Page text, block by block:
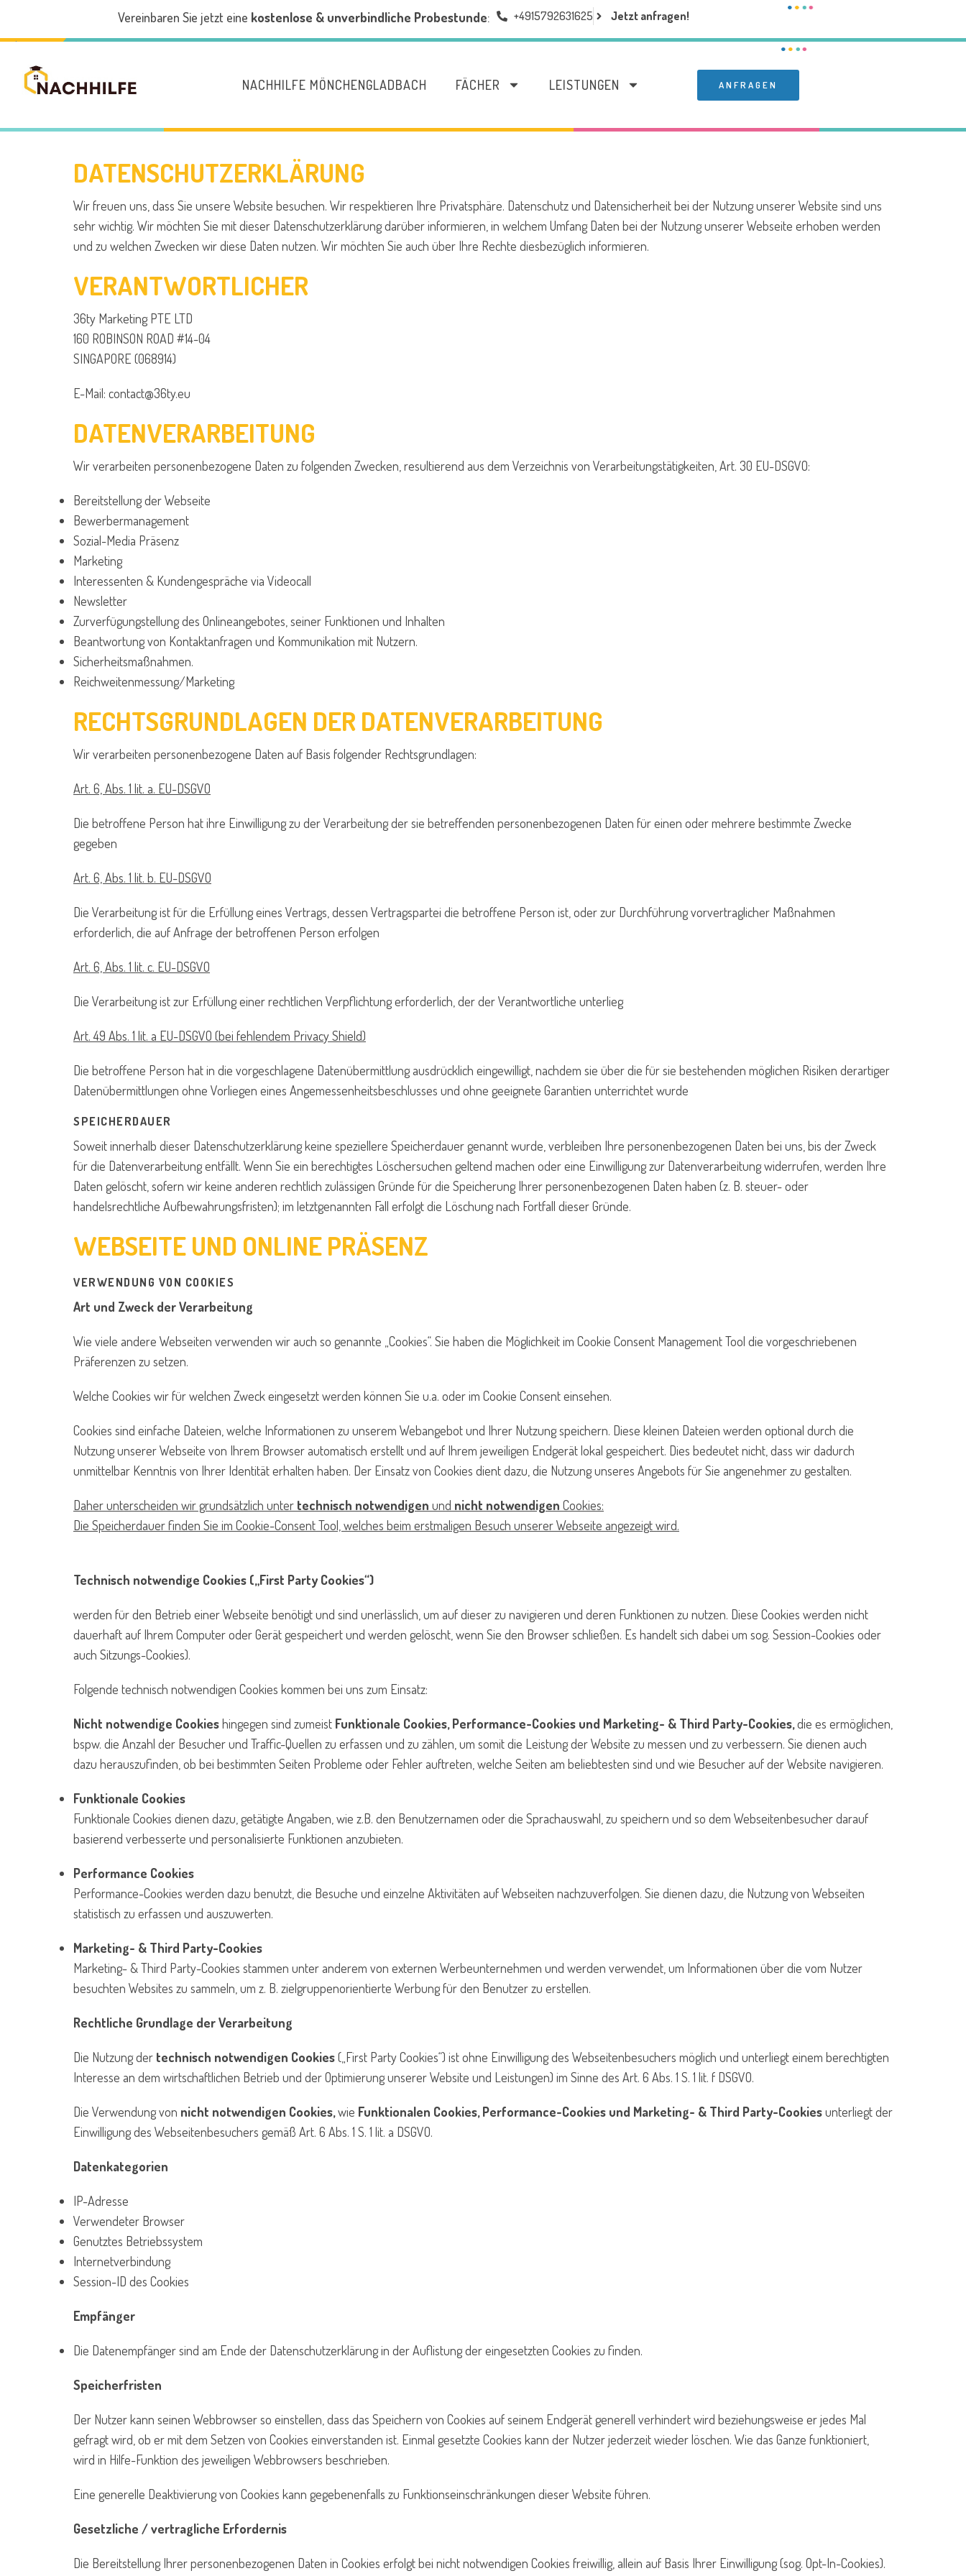
Vereinbaren Sie jetzt eine kostenlose & unverbindliche Probestunde: +4915792631625 Jetzt anfragen!
NACHHILFE MÖNCHENGLADBACH FÄCHER LEISTUNGEN ANFRAGEN
DATENSCHUTZERKLÄRUNG
Wir freuen uns, dass Sie unsere Website besuchen. Wir respektieren Ihre Privatsphäre. Datenschutz und Datensicherheit bei der Nutzung unserer Website sind uns
sehr wichtig. Wir möchten Sie mit dieser Datenschutzerklärung darüber informieren, in welchem Umfang Daten bei der Nutzung unserer Webseite erhoben werden
und zu welchen Zwecken wir diese Daten nutzen. Wir möchten Sie auch über Ihre Rechte diesbezüglich informieren.
VERANTWORTLICHER
36ty Marketing PTE LTD
160 ROBINSON ROAD #14-04
SINGAPORE (068914)
E-Mail: contact@36ty.eu
DATENVERARBEITUNG
Wir verarbeiten personenbezogene Daten zu folgenden Zwecken, resultierend aus dem Verzeichnis von Verarbeitungstätigkeiten, Art. 30 EU-DSGVO:
Bereitstellung der Webseite
Bewerbermanagement
Sozial-Media Präsenz
Marketing
Interessenten & Kundengespräche via Videocall
Newsletter
Zurverfügungstellung des Onlineangebotes, seiner Funktionen und Inhalten
Beantwortung von Kontaktanfragen und Kommunikation mit Nutzern.
Sicherheitsmaßnahmen.
Reichweitenmessung/Marketing
RECHTSGRUNDLAGEN DER DATENVERARBEITUNG
Wir verarbeiten personenbezogene Daten auf Basis folgender Rechtsgrundlagen:
Art. 6, Abs. 1 lit. a. EU-DSGVO
Die betroffene Person hat ihre Einwilligung zu der Verarbeitung der sie betreffenden personenbezogenen Daten für einen oder mehrere bestimmte Zwecke
gegeben
Art. 6, Abs. 1 lit. b. EU-DSGVO
Die Verarbeitung ist für die Erfüllung eines Vertrags, dessen Vertragspartei die betroffene Person ist, oder zur Durchführung vorvertraglicher Maßnahmen
erforderlich, die auf Anfrage der betroffenen Person erfolgen
Art. 6, Abs. 1 lit. c. EU-DSGVO
Die Verarbeitung ist zur Erfüllung einer rechtlichen Verpflichtung erforderlich, der der Verantwortliche unterlieg
Art. 49 Abs. 1 lit. a EU-DSGVO (bei fehlendem Privacy Shield)
Die betroffene Person hat in die vorgeschlagene Datenübermittlung ausdrücklich eingewilligt, nachdem sie über die für sie bestehenden möglichen Risiken derartiger
Datenübermittlungen ohne Vorliegen eines Angemessenheitsbeschlusses und ohne geeignete Garantien unterrichtet wurde
SPEICHERDAUER
Soweit innerhalb dieser Datenschutzerklärung keine speziellere Speicherdauer genannt wurde, verbleiben Ihre personenbezogenen Daten bei uns, bis der Zweck
für die Datenverarbeitung entfällt. Wenn Sie ein berechtigtes Löschersuchen geltend machen oder eine Einwilligung zur Datenverarbeitung widerrufen, werden Ihre
Daten gelöscht, sofern wir keine anderen rechtlich zulässigen Gründe für die Speicherung Ihrer personenbezogenen Daten haben (z. B. steuer- oder
handelsrechtliche Aufbewahrungsfristen); im letztgenannten Fall erfolgt die Löschung nach Fortfall dieser Gründe.
WEBSEITE UND ONLINE PRÄSENZ
VERWENDUNG VON COOKIES
Art und Zweck der Verarbeitung
Wie viele andere Webseiten verwenden wir auch so genannte „Cookies“. Sie haben die Möglichkeit im Cookie Consent Management Tool die vorgeschriebenen
Präferenzen zu setzen.
Welche Cookies wir für welchen Zweck eingesetzt werden können Sie u.a. oder im Cookie Consent einsehen.
Cookies sind einfache Dateien, welche Informationen zu unserem Webangebot und Ihrer Nutzung speichern. Diese kleinen Dateien werden optional durch die
Nutzung unserer Webseite von Ihrem Browser automatisch erstellt und auf Ihrem jeweiligen Endgerät lokal gespeichert. Dies bedeutet nicht, dass wir dadurch
unmittelbar Kenntnis von Ihrer Identität erhalten haben. Der Einsatz von Cookies dient dazu, die Nutzung unseres Angebots für Sie angenehmer zu gestalten.
Daher unterscheiden wir grundsätzlich unter technisch notwendigen und nicht notwendigen Cookies:
Die Speicherdauer finden Sie im Cookie-Consent Tool, welches beim erstmaligen Besuch unserer Webseite angezeigt wird.
Technisch notwendige Cookies („First Party Cookies“)
werden für den Betrieb einer Webseite benötigt und sind unerlässlich, um auf dieser zu navigieren und deren Funktionen zu nutzen. Diese Cookies werden nicht
dauerhaft auf Ihrem Computer oder Gerät gespeichert und werden gelöscht, wenn Sie den Browser schließen. Es handelt sich dabei um sog. Session-Cookies oder
auch Sitzungs-Cookies).
Folgende technisch notwendigen Cookies kommen bei uns zum Einsatz:
Nicht notwendige Cookieshingegen sind zumeist Funktionale Cookies, Performance-Cookies und Marketing- & Third Party-Cookies,die es ermöglichen,
bspw. die Anzahl der Besucher und Traffic-Quellen zu erfassen und zu zählen, um somit die Leistung der Website zu messen und zu verbessern. Sie dienen auch
dazu herauszufinden, ob bei bestimmten Seiten Probleme oder Fehler auftreten, welche Seiten am beliebtesten sind und wie Besucher auf der Website navigieren.
Funktionale Cookies
Funktionale Cookies dienen dazu, getätigte Angaben, wie z.B. den Benutzernamen oder die Sprachauswahl, zu speichern und so dem Webseitenbesucher darauf
basierend verbesserte und personalisierte Funktionen anzubieten.
Performance Cookies
Performance-Cookies werden dazu benutzt, die Besuche und einzelne Aktivitäten auf Webseiten nachzuverfolgen. Sie dienen dazu, die Nutzung von Webseiten
statistisch zu erfassen und auszuwerten.
Marketing- & Third Party-Cookies
Marketing- & Third Party-Cookies stammen unter anderem von externen Werbeunternehmen und werden verwendet, um Informationen über die vom Nutzer
besuchten Websites zu sammeln, um z. B. zielgruppenorientierte Werbung für den Benutzer zu erstellen.
Rechtliche Grundlage der Verarbeitung
Die Nutzung der technisch notwendigen Cookies(„First Party Cookies“) ist ohne Einwilligung des Webseitenbesuchers möglich und unterliegt einem berechtigten
Interesse an dem wirtschaftlichen Betrieb und der Optimierung unserer Website und Leistungen) im Sinne des Art. 6 Abs. 1 S. 1 lit. f DSGVO.
Die Verwendung von nicht notwendigen Cookies,wie Funktionalen Cookies, Performance-Cookies und Marketing- & Third Party-Cookiesunterliegt der
Einwilligung des Webseitenbesuchers gemäß Art. 6 Abs. 1 S. 1 lit. a DSGVO.
Datenkategorien
IP-Adresse
Verwendeter Browser
Genutztes Betriebssystem
Internetverbindung
Session-ID des Cookies
Empfänger
Die Datenempfänger sind am Ende der Datenschutzerklärung in der Auflistung der eingesetzten Cookies zu finden.
Speicherfristen
Der Nutzer kann seinen Webbrowser so einstellen, dass das Speichern von Cookies auf seinem Endgerät generell verhindert wird beziehungsweise er jedes Mal
gefragt wird, ob er mit dem Setzen von Cookies einverstanden ist. Einmal gesetzte Cookies kann der Nutzer jederzeit wieder löschen. Wie das Ganze funktioniert,
wird in Hilfe-Funktion des jeweiligen Webbrowsers beschrieben.
Eine generelle Deaktivierung von Cookies kann gegebenenfalls zu Funktionseinschränkungen dieser Website führen.
Gesetzliche / vertragliche Erfordernis
Die Bereitstellung Ihrer personenbezogenen Daten in Cookies erfolgt bei nicht notwendigen Cookies freiwillig, allein auf Basis Ihrer Einwilligung (sog. Opt-In-Cookies).